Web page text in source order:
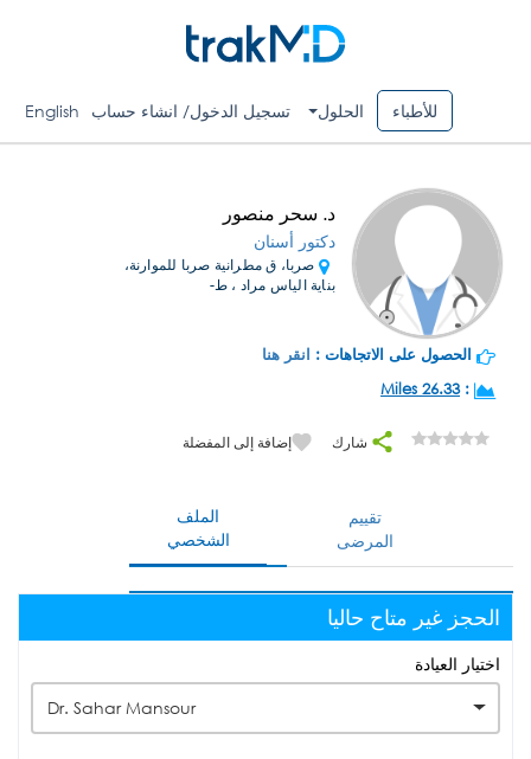
للأطباء الحلول تسجيل الدخول/ انشاء حساب English
د. سحر منصور
دكتور أسنان
صربا، ق مطرانية صربا للموارنة،
بناية الياس مراد ، ط-
الحصول على الاتجاهات : انقر هنا
:
26.33 Miles
شارك إضافة إلى المفضلة
الملف
الشخصي
تقييم
المرضى
الحجز غير متاح حاليا
اختيار العيادة
Dr. Sahar Mansour